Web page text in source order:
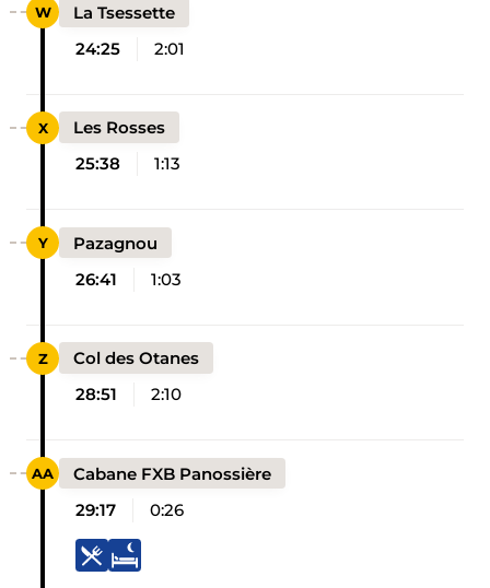
La Tsessette
24:25
2:01
Les Rosses
25:38
1:13
Pazagnou
26:41
1:03
Col des Otanes
28:51
2:10
Cabane FXB Panossière
29:17
0:26